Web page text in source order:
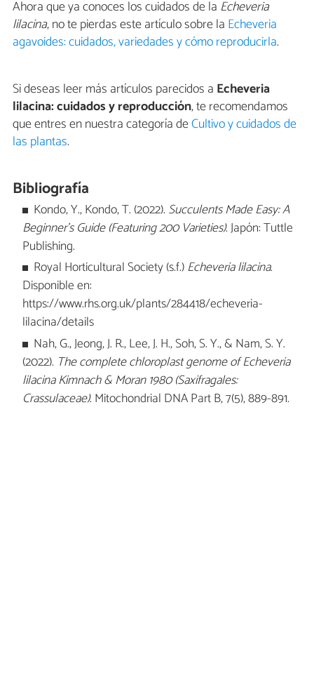
Ahora que ya conoces los cuidados de la Echeveria
lilacina, no te pierdas este artículo sobre la Echeveria
agavoides: cuidados, variedades y cómo reproducirla.
Si deseas leer más artículos parecidos a Echeveria
lilacina: cuidados y reproducción, te recomendamos
que entres en nuestra categoría deCultivo y cuidados de
las plantas.
Bibliografía
Kondo, Y., Kondo, T. (2022). Succulents Made Easy: A
Beginner's Guide (Featuring 200 Varieties). Japón: Tuttle
Publishing.
Royal Horticultural Society (s.f.)Echeveria lilacina.
Disponible en:
https://www.rhs.org.uk/plants/284418/echeveria-
lilacina/details
Nah, G., Jeong, J. R., Lee, J. H., Soh, S. Y., & Nam, S. Y.
(2022). The complete chloroplast genome of Echeveria
lilacina Kimnach & Moran 1980 (Saxifragales:
Crassulaceae). Mitochondrial DNA Part B, 7(5), 889-891.